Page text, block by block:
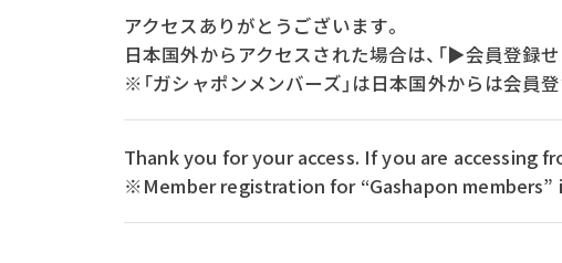
アクセスありがとうございます。
日本国外からアクセスされた場合は、「▶会員登録
※「ガシャポンメンバーズ」は日本国外からは会員登
Thank you for your access. If you are accessing
※Member registration for “Gashapon